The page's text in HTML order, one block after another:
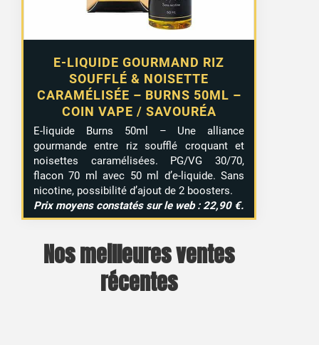
E-LIQUIDE GOURMAND RIZ
SOUFFLÉ & NOISETTE
CARAMÉLISÉE – BURNS 50ML –
COIN VAPE / SAVOURÉA
E-liquide Burns 50ml – Une alliance
gourmande entre riz soufflé croquant et
noisettes caramélisées. PG/VG 30/70,
flacon 70 ml avec 50 ml d’e-liquide. Sans
nicotine, possibilité d’ajout de 2 boosters.
Prix moyens constatés sur le web : 22,90 €.
Nos meilleures ventes
récentes